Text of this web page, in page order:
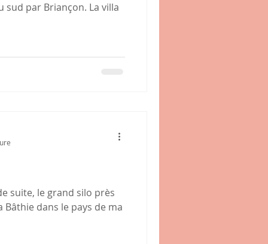
sud par Briançon. La villa
suite, le grand silo près
Bâthie dans le pays de ma